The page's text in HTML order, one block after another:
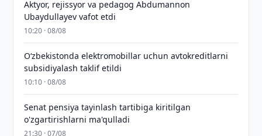
Aktyor, rejissyor va pedagog Abdumannon
Ubaydullayev vafot etdi
10:20 · 08/08
O‘zbekistonda elektromobillar uchun avtokreditlarni
subsidiyalash taklif etildi
10:10 · 08/08
Senat pensiya tayinlash tartibiga kiritilgan
o'zgartirishlarni ma'qulladi
21:30 · 07/08